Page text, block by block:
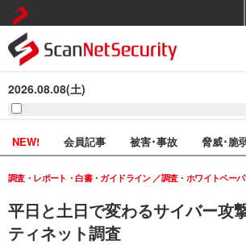
2026.08.08(土)
NEW! 会員記事 被害･事故 脅威･脆
平日と土日で変わるサイバー攻
ティネット調査
調査・レポート・白書・ガイドライン 調査・ホワイトペー